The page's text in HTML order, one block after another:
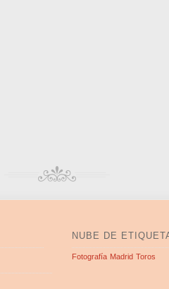
NUBE DE
Fotografía Madrid Toros